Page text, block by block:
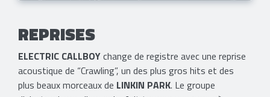
REPRISES
ELECTRIC CALLBOYchange de registre avec une reprise
acoustique de “Crawling”, un des plus gros hits et des
plus beaux morceaux de LINKIN PARK. Le groupe